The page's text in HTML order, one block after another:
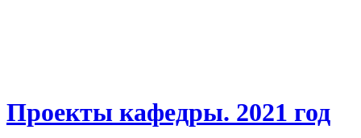
Проекты кафедры. 2021 год